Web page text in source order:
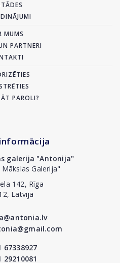
MUMS
PARTNERI
PAROLI?
galerija "Antonija"
Galerija"
142, Rīga
Latvija
67338927
29210081